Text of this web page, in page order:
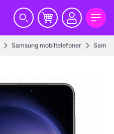
Samsung mobiltelefoner